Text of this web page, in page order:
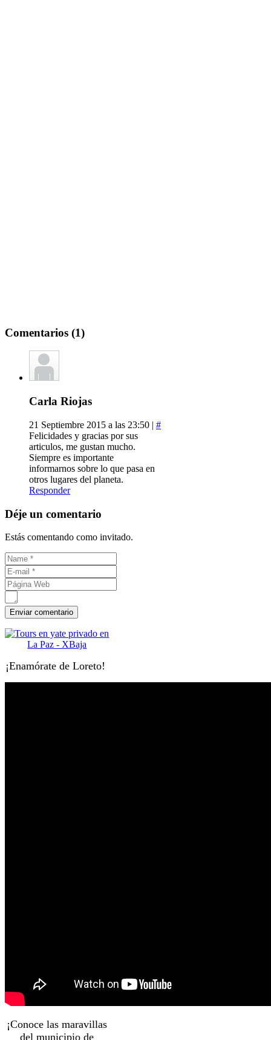
Comentarios (1)
Carla Riojas
21 Septiembre 2015 a las 23:50 | #
Felicidades y gracias por sus
articulos, me gustan mucho.
Siempre es importante
informarnos sobre lo que pasa en
otros lugares del planeta.
Responder
Déje un comentario
Estás comentando como invitado.
¡Enamórate de Loreto!
¡Conoce las maravillas
del municipio de